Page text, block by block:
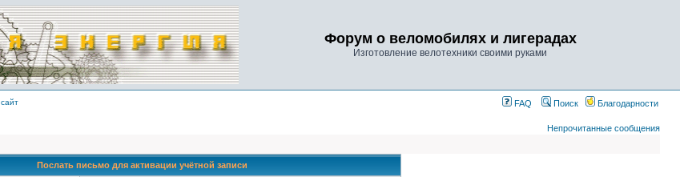
Форум о веломобилях и лигерадах
Изготовление велотехники своими руками
FAQ Поиск Благодарности
Непрочитанные сообщения
Послать письмо для активации учётной записи